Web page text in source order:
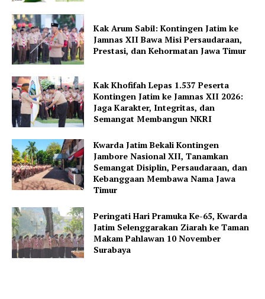
Kak Arum Sabil: Kontingen Jatim ke
Jamnas XII Bawa Misi Persaudaraan,
Prestasi, dan Kehormatan Jawa Timur
Kak Khofifah Lepas 1.537 Peserta
Kontingen Jatim ke Jamnas XII 2026:
Jaga Karakter, Integritas, dan
Semangat Membangun NKRI
Kwarda Jatim Bekali Kontingen
Jambore Nasional XII, Tanamkan
Semangat Disiplin, Persaudaraan, dan
Kebanggaan Membawa Nama Jawa
Timur
Peringati Hari Pramuka Ke-65, Kwarda
Jatim Selenggarakan Ziarah ke Taman
Makam Pahlawan 10 November
Surabaya